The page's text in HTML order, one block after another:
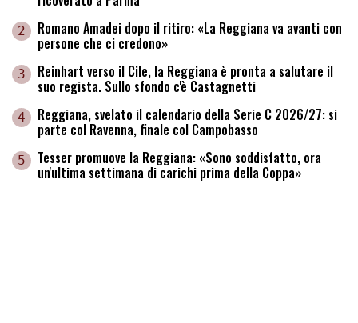
2 Romano Amadei dopo il ritiro: «La Reggiana va avanti con
persone che ci credono»
3 Reinhart verso il Cile, la Reggiana è pronta a salutare il
suo regista. Sullo sfondo c'è Castagnetti
4 Reggiana, svelato il calendario della Serie C 2026/27: si
parte col Ravenna, finale col Campobasso
5 Tesser promuove la Reggiana: «Sono soddisfatto, ora
un'ultima settimana di carichi prima della Coppa»